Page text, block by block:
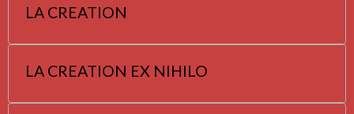
LA CREATION
LA CREATION EX NIHILO